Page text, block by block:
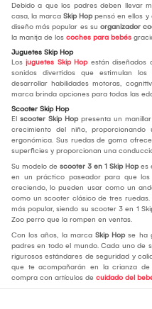
Debido a que los padres deben llevar
casa, la marca Skip Hoppensó en ellos y
diseño más popular es su organizador
la manija de los coches para bebés
Juguetes Skip Hop
Los juguetes Skip Hopestán diseñados
sonidos divertidos que estimulan
desarrollar habilidades motoras,
marca brinda opciones para todas las
Scooter Skip Hop
El scooter Skip Hoppresenta un
crecimiento del niño,
ergonómica. Sus ruedas de goma
superficies y proporcionan una
Su modelo de scooter 3 en 1 Skip Hopes
en un práctico paseador para que
creciendo, lo pueden usar como un
como un scooter clásico de tres ruedas.
más popular, siendo su scooter 3 en 1
Zoo perro que la rompen en ventas.
Con los años, la marca Skip Hopse ha
padres en todo el mundo. Cada uno de
rigurosos estándares de seguridad y
que te acompañarán en la crianza
compra con artículos de cuidado del